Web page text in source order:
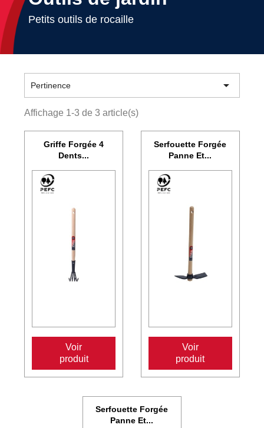
Petits outils de rocaille
Pertinence 
Affichage 1-3 de 3 article(s)
Griffe Forgée 4
Dents...
Voir
produit
Serfouette Forgée
Panne Et...
Voir
produit
Serfouette Forgée
Panne Et...